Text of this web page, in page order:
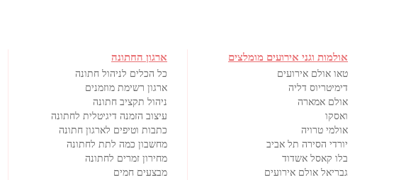
אולמות וגני אירועים מומלצים
טאו אולם אירועים
דימיטריוס דליה
אולם אמארה
ואסקו
אולמי טרויה
יורדי הסירה תל אביב
בלו קאסל אשדוד
גבריאל אולם אירועים
ארגון החתונה
כל הכלים לניהול חתונה
ארגון רשימת מוזמנים
ניהול תקציב חתונה
עיצוב הזמנה דיגיטלית לחתונה
כתבות וטיפים לארגון חתונה
מחשבון כמה לתת לחתונה
מחירון זמרים לחתונה
מבצעים חמים